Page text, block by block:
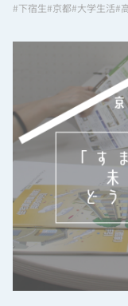
#下宿生#京都#大学生活#